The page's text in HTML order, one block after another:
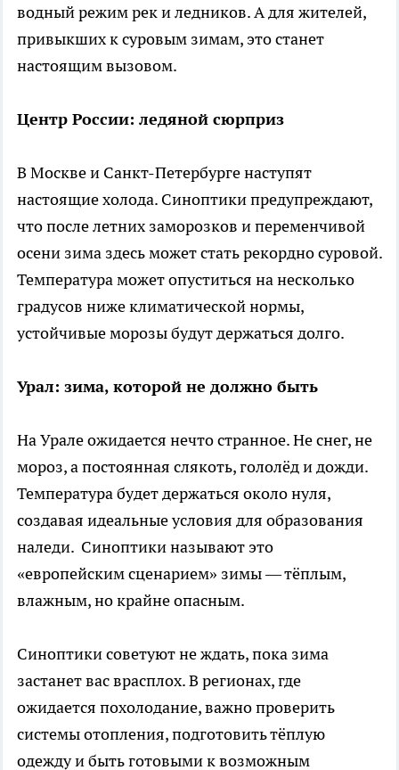
водный режим рек и ледников. А для жителей,
привыкших к суровым зимам, это станет
настоящим вызовом.
Центр России: ледяной сюрприз
В Москве и Санкт-Петербурге наступят
настоящие холода. Синоптики предупреждают,
что после летних заморозков и переменчивой
осени зима здесь может стать рекордно суровой.
Температура может опуститься на несколько
градусов ниже климатической нормы,
устойчивые морозы будут держаться долго.
Урал: зима, которой не должно быть
На Урале ожидается нечто странное. Не снег, не
мороз, а постоянная слякоть, гололёд и дожди.
Температура будет держаться около нуля,
создавая идеальные условия для образования
наледи. Синоптики называют это
«европейским сценарием» зимы — тёплым,
влажным, но крайне опасным.
Синоптики советуют не ждать, пока зима
застанет вас врасплох. В регионах, где
ожидается похолодание, важно проверить
системы отопления, подготовить тёплую
одежду и быть готовыми к возможным